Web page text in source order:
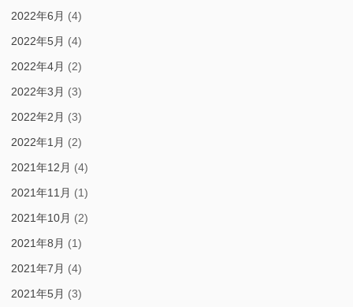
2022年6月 (4)
2022年5月 (4)
2022年4月 (2)
2022年3月 (3)
2022年2月 (3)
2022年1月 (2)
2021年12月 (4)
2021年11月 (1)
2021年10月 (2)
2021年8月 (1)
2021年7月 (4)
2021年5月 (3)